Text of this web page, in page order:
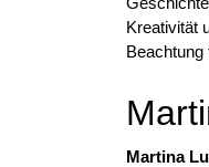
Kreativität
Beachtung
Martina